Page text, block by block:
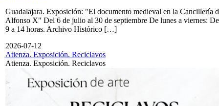
Guadalajara. Exposición: "El documento medieval en la Cancillería
Alfonso X" Del 6 de julio al 30 de septiembre De lunes a viernes: De
9 a 14 horas. Archivo Histórico […]
2026-07-12
Atienza. Exposición. Reciclavos
Atienza. Exposición. Reciclavos